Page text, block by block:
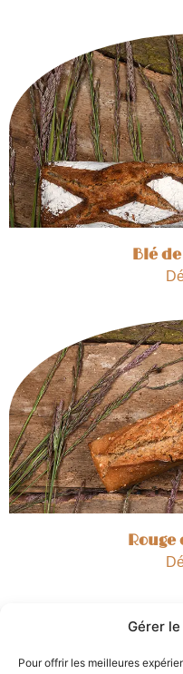
Gérer
Pour offrir les meilleures
Blé
Rouge